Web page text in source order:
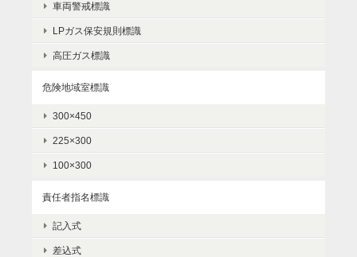
車両警戒標識
LPガス保安規則標識
高圧ガス標識
危険地域室標識
300×450
225×300
100×300
責任者指名標識
記入式
差込式